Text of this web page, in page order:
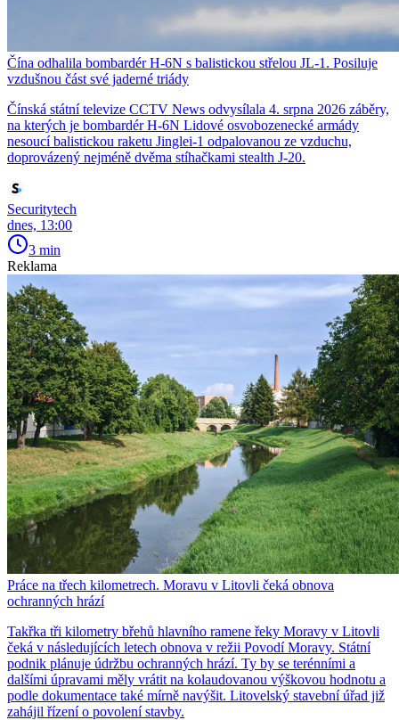
Čína odhalila bombardér H-6N s balistickou střelou JL-1. Posiluje
vzdušnou část své jaderné triády
Čínská státní televize CCTV News odvysílala 4. srpna 2026 záběry,
na kterých je bombardér H-6N Lidové osvobozenecké armády
nesoucí balistickou raketu Jinglei-1 odpalovanou ze vzduchu,
doprovázený nejméně dvěma stíhačkami stealth J-20.
Securitytech
dnes, 13:00
3 min
Reklama
Práce na třech kilometrech. Moravu v Litovli čeká obnova
ochranných hrází
Takřka tři kilometry břehů hlavního ramene řeky Moravy v Litovli
čeká v následujících letech obnova v režii Povodí Moravy. Státní
podnik plánuje údržbu ochranných hrází. Ty by se terénními a
dalšími úpravami měly vrátit na kolaudovanou výškovou hodnotu a
podle dokumentace také mírně navýšit. Litovelský stavební úřad již
zahájil řízení o povolení stavby.